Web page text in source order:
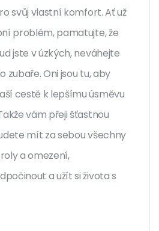
svůj vlastní komfort. Ať už
problém, pamatujte, že
jste v úzkých, neváhejte
zubaře. Oni jsou tu, aby
cestě k lepšímu úsměvu
vám přeji šťastnou
mít za sebou všechny
a omezení,
a užít si života s